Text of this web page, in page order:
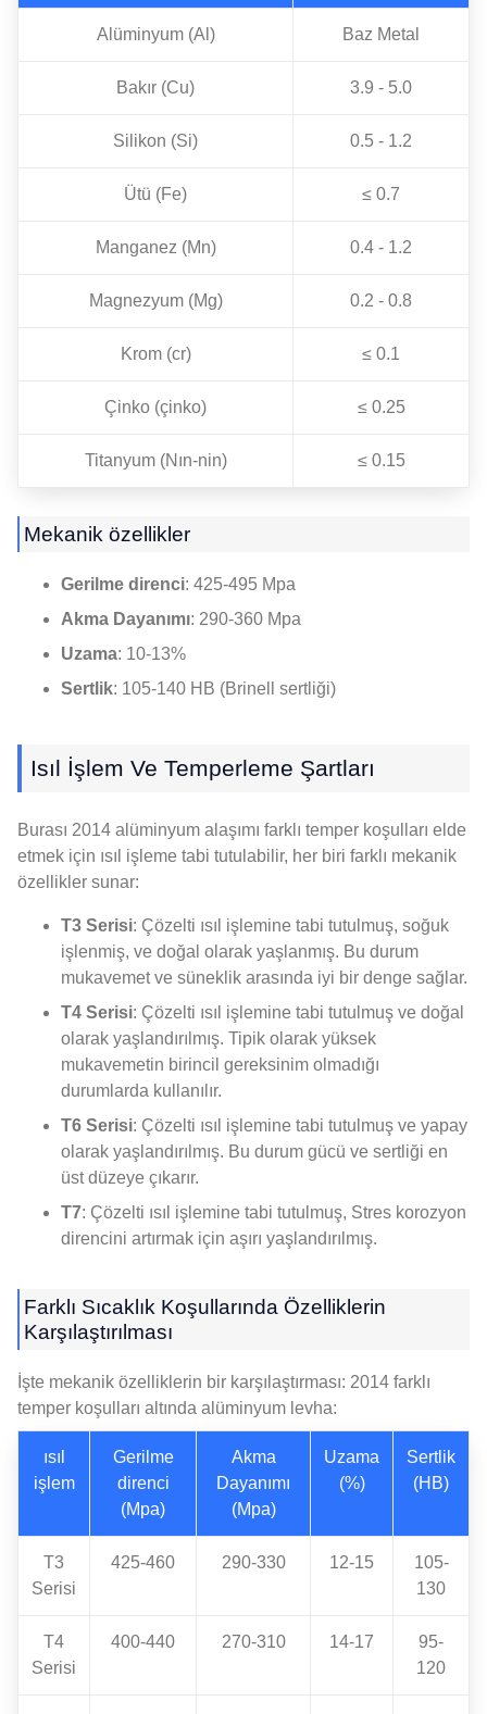
Alüminyum (Al) Baz Metal
Bakır (Cu) 3.9 - 5.0
Silikon (Si) 0.5 - 1.2
Ütü (Fe) ≤ 0.7
Manganez (Mn) 0.4 - 1.2
Magnezyum (Mg) 0.2 - 0.8
Krom (cr) ≤ 0.1
Çinko (çinko) ≤ 0.25
Titanyum (Nın-nin) ≤ 0.15
Mekanik özellikler
Gerilme direnci: 425-495 Mpa
Akma Dayanımı: 290-360 Mpa
Uzama: 10-13%
Sertlik: 105-140 HB (Brinell sertliği)
Isıl İşlem Ve Temperleme Şartları
Burası 2014 alüminyum alaşımı farklı temper koşulları elde
etmek için ısıl işleme tabi tutulabilir, her biri farklı mekanik
özellikler sunar:
T3 Serisi: Çözelti ısıl işlemine tabi tutulmuş, soğuk
işlenmiş, ve doğal olarak yaşlanmış. Bu durum
mukavemet ve süneklik arasında iyi bir denge sağlar.
T4 Serisi: Çözelti ısıl işlemine tabi tutulmuş ve doğal
olarak yaşlandırılmış. Tipik olarak yüksek
mukavemetin birincil gereksinim olmadığı
durumlarda kullanılır.
T6 Serisi: Çözelti ısıl işlemine tabi tutulmuş ve yapay
olarak yaşlandırılmış. Bu durum gücü ve sertliği en
üst düzeye çıkarır.
T7: Çözelti ısıl işlemine tabi tutulmuş, Stres korozyon
direncini artırmak için aşırı yaşlandırılmış.
Farklı Sıcaklık Koşullarında Özelliklerin
Karşılaştırılması
İşte mekanik özelliklerin bir karşılaştırması: 2014 farklı
temper koşulları altında alüminyum levha:
ısıl
işlem
Gerilme
direnci
(Mpa)
Akma
Dayanımı
(Mpa)
Uzama
(%)
Sertlik
(HB)
T3
Serisi
425-460 290-330 12-15
105-
130
T4
Serisi
400-440 270-310 14-17
95-
120